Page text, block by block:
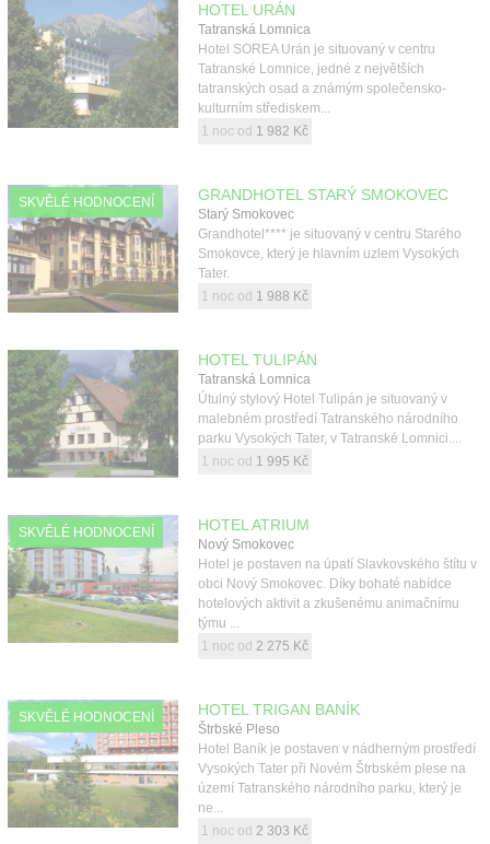
HOTEL URÁN
Tatranská Lomnica
Hotel SOREA Urán je situovaný v centru
Tatranské Lomnice, jedné z největších
tatranských osad a známým společensko-
kulturním střediskem...
1 noc od 1 982 Kč
SKVĚLÉ HODNOCENÍ GRANDHOTEL STARÝ SMOKOVEC
Starý Smokovec
Grandhotel**** je situovaný v centru Starého
Smokovce, který je hlavním uzlem Vysokých
Tater.
1 noc od 1 988 Kč
HOTEL TULIPÁN
Tatranská Lomnica
Útulný stylový Hotel Tulipán je situovaný v
malebném prostředí Tatranského národního
parku Vysokých Tater, v Tatranské Lomnici....
1 noc od 1 995 Kč
SKVĚLÉ HODNOCENÍ HOTEL ATRIUM
Nový Smokovec
Hotel je postaven na úpatí Slavkovského štítu v
obci Nový Smokovec. Díky bohaté nabídce
hotelových aktivit a zkušenému animačnímu
týmu ...
1 noc od 2 275 Kč
SKVĚLÉ HODNOCENÍ HOTEL TRIGAN BANÍK
Štrbské Pleso
Hotel Baník je postaven v nádherným prostředí
Vysokých Tater při Novém Štrbském plese na
území Tatranského národního parku, který je
ne...
1 noc od 2 303 Kč